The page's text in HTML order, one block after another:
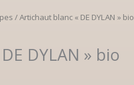
/ Artichaut blanc « DE DYLAN » bio
DYLAN » bio